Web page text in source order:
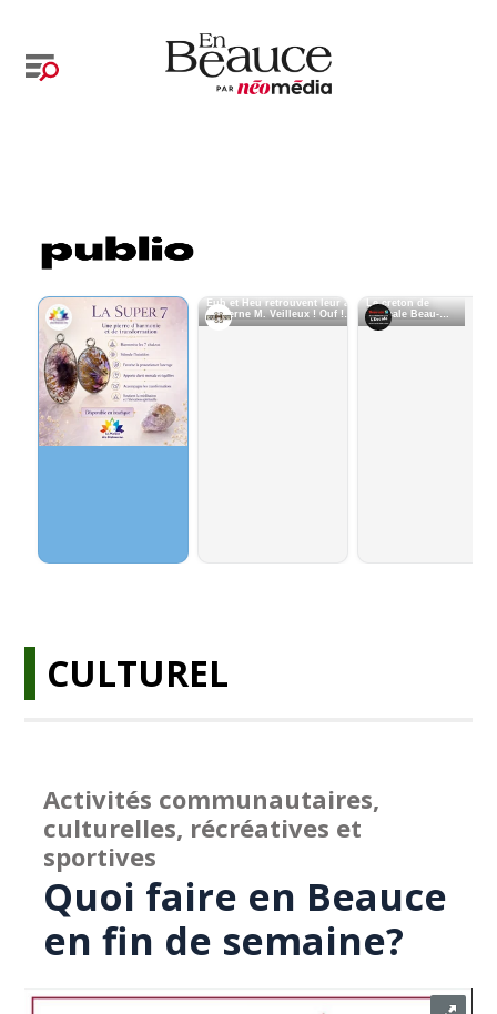
CULTUREL
Activités communautaires,
culturelles, récréatives et
sportives
Quoi faire en Beauce
en fin de semaine?